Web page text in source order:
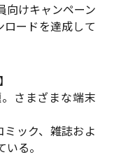
向けキャンペーン
ードを達成して
】
さまざまな端末
ック、雑誌およ
る。